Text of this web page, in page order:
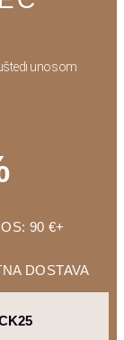
unosom
90 €+
DOSTAVA